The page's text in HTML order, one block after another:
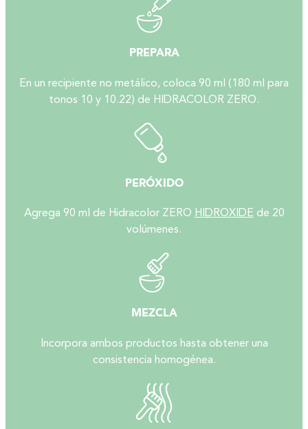
PREPARA
En un recipiente no metálico, coloca 90 ml (180 ml para
tonos 10 y 10.22) de HIDRACOLOR ZERO.
PERÓXIDO
Agrega 90 ml de Hidracolor ZERO HIDROXIDE de 20
volúmenes.
MEZCLA
Incorpora ambos productos hasta obtener una
consistencia homogénea.